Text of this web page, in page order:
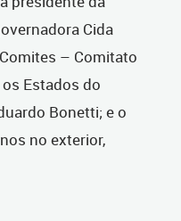
Cida
– Comitato
Estados do
Bonetti; e o
no exterior,